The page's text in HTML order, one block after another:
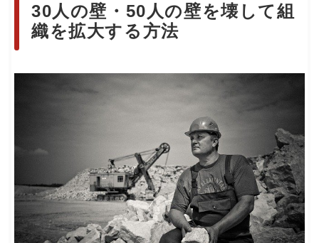
30人の壁・50人の壁を壊して組
織を拡大する方法